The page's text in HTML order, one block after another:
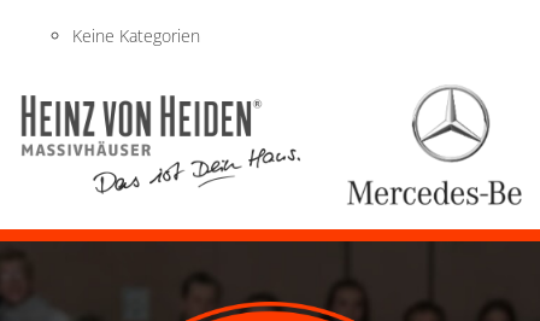
Keine Kategorien